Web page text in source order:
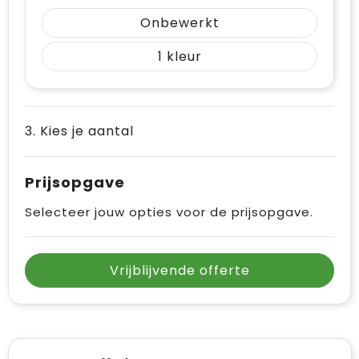
Vrije tijd en Strand
Waterflesjes
Winterse inspiratie
Themapakketten
Draagtassen
Golftassen
Trolleys
Goodiebags
Onbewerkt
1
3. Kies je aantal
Prijsopgave
Selecteer jouw opties voor de prijsopgave.
Vrijblijvende offerte